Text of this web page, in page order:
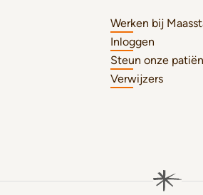
Werken bij
Inloggen
Steun onze
Verwijzers